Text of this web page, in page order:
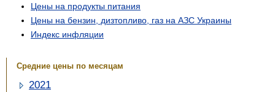
Цены на продукты питания
Цены на бензин, дизтопливо, газ на АЗС Украины
Индекс инфляции
Средние цены по месяцам
2021